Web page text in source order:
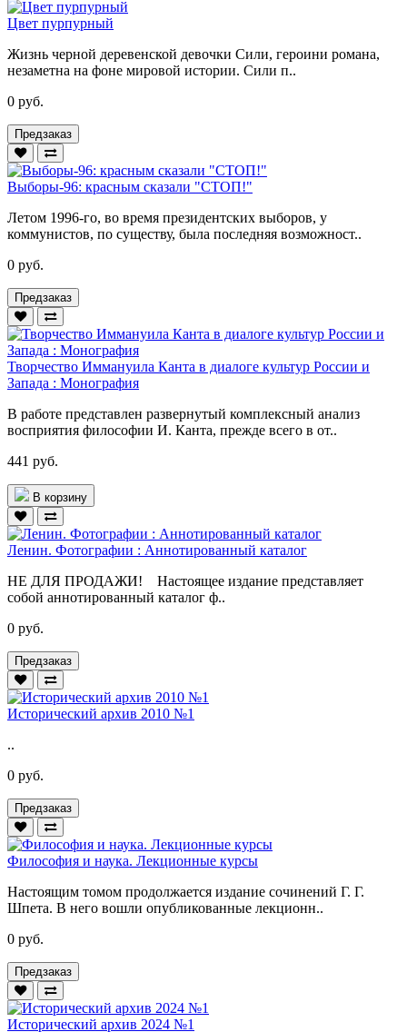
Цвет пурпурный
Жизнь черной деревенской девочки Сили, героини романа,
незаметна на фоне мировой истории. Сили п..
0 руб.
Предзаказ
Выборы-96: красным сказали "СТОП!"
Летом 1996-го, во время президентских выборов, у
коммунистов, по существу, была последняя возможност..
0 руб.
Предзаказ
Творчество Иммануила Канта в диалоге культур России и
Запада : Монография
В работе представлен развернутый комплексный анализ
восприятия философии И. Канта, прежде всего в от..
441 руб.
В корзину
Ленин. Фотографии : Аннотированный каталог
НЕ ДЛЯ ПРОДАЖИ! Настоящее издание представляет
собой аннотированный каталог ф..
0 руб.
Предзаказ
Исторический архив 2010 №1
..
0 руб.
Предзаказ
Философия и наука. Лекционные курсы
Настоящим томом продолжается издание сочинений Г. Г.
Шпета. В него вошли опубликованные лекционн..
0 руб.
Предзаказ
Исторический архив 2024 №1